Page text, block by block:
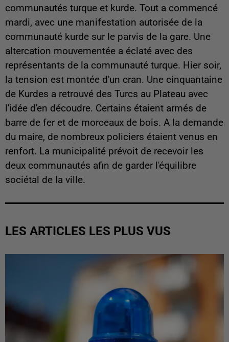
communautés turque et kurde. Tout a commencé
mardi, avec une manifestation autorisée de la
communauté kurde sur le parvis de la gare. Une
altercation mouvementée a éclaté avec des
représentants de la communauté turque. Hier soir,
la tension est montée d'un cran. Une cinquantaine
de Kurdes a retrouvé des Turcs au Plateau avec
l'idée d'en découdre. Certains étaient armés de
barre de fer et de morceaux de bois. A la demande
du maire, de nombreux policiers étaient venus en
renfort. La municipalité prévoit de recevoir les
deux communautés afin de garder l'équilibre
sociétal de la ville.
LES ARTICLES LES PLUS VUS